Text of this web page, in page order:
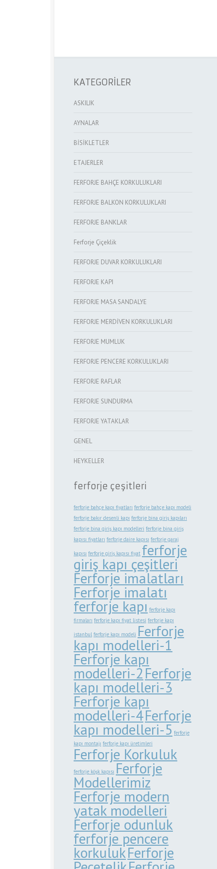
KATEGORİLER
ASKILIK
AYNALAR
BİSİKLETLER
ETAJERLER
FERFORJE BAHÇE KORKULUKLARI
FERFORJE BALKON KORKULUKLARI
FERFORJE BANKLAR
Ferforje Çiçeklik
FERFORJE DUVAR KORKULUKLARI
FERFORJE KAPI
FERFORJE MASA SANDALYE
FERFORJE MERDİVEN KORKULUKLARI
FERFORJE MUMLUK
FERFORJE PENCERE KORKULUKLARI
FERFORJE RAFLAR
FERFORJE SUNDURMA
FERFORJE YATAKLAR
GENEL
HEYKELLER
ferforje çeşitleri
ferforje bahçe kapı fiyatları ferforje bahçe kapı modeli
ferforje bakır desenli kapı ferforje bina giriş kapıları
ferforje bina giriş kapı modelleri ferforje bina giriş
kapısı fiyatları ferforje daire kapısı ferforje garaj
kapısı ferforje giriş kapısı fiyat ferforje
giriş kapı çeşitleri
Ferforje imalatları
Ferforje imalatı
ferforje kapı ferforje kapı
firmaları ferforje kapı fiyat listesi ferforje kapı
istanbul ferforje kapı modeli Ferforje
kapı modelleri-1
Ferforje kapı
modelleri-2Ferforje
kapı modelleri-3
Ferforje kapı
modelleri-4Ferforje
kapı modelleri-5 ferforje
kapı montajı ferforje kapı üretimleri
Ferforje Korkuluk
ferforje köşk kapısı Ferforje
Modellerimiz
Ferforje modern
yatak modelleri
Ferforje odunluk
ferforje pencere
korkulukFerforje